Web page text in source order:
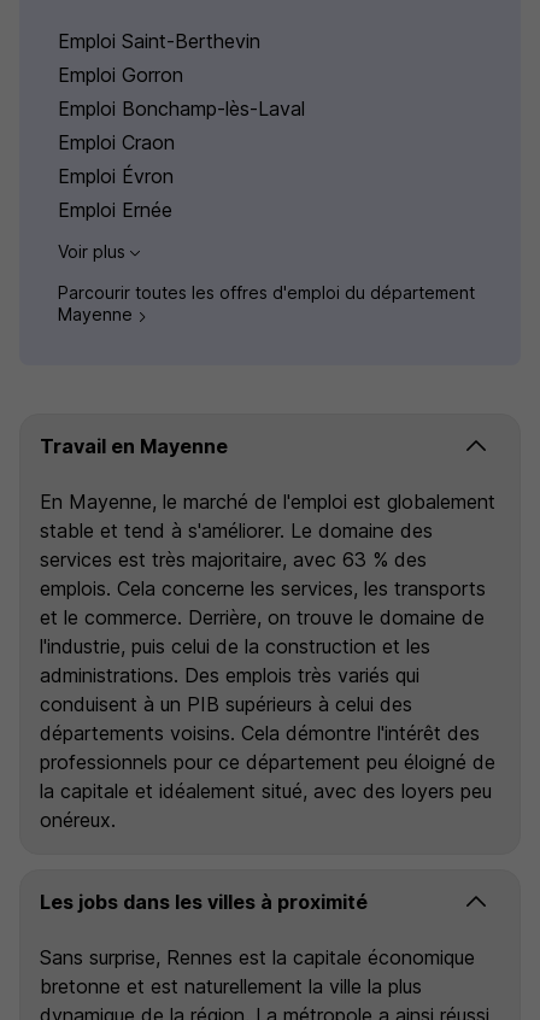
Emploi Saint-Berthevin
Emploi Gorron
Emploi Bonchamp-lès-Laval
Emploi Craon
Emploi Évron
Emploi Ernée
Voir plus
Parcourir toutes les offres d'emploi du département
Mayenne
Travail en Mayenne
En Mayenne, le marché de l'emploi est globalement
stable et tend à s'améliorer. Le domaine des
services est très majoritaire, avec 63 % des
emplois. Cela concerne les services, les transports
et le commerce. Derrière, on trouve le domaine de
l'industrie, puis celui de la construction et les
administrations. Des emplois très variés qui
conduisent à un PIB supérieurs à celui des
départements voisins. Cela démontre l'intérêt des
professionnels pour ce département peu éloigné de
la capitale et idéalement situé, avec des loyers peu
onéreux.
Les jobs dans les villes à proximité
Sans surprise, Rennes est la capitale économique
bretonne et est naturellement la ville la plus
dynamique de la région, La métropole a ainsi réussi